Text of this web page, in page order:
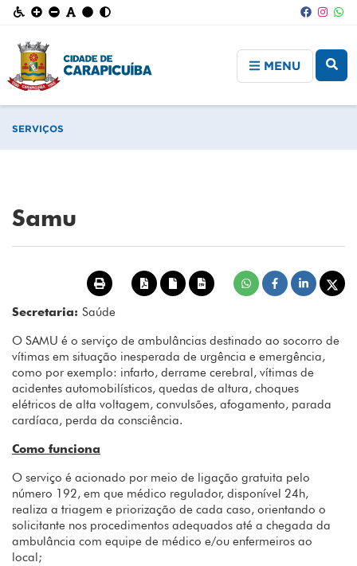
MENU
SERVIÇOS
Samu
Secretaria: Saúde
O SAMU é o serviço de ambulâncias destinado ao socorro de
vítimas em situação inesperada de urgência e emergência,
como por exemplo: infarto, derrame cerebral, vítimas de
acidentes automobilísticos, quedas de altura, choques
elétricos de alta voltagem, convulsões, afogamento, parada
cardíaca, perda da consciência.
Como funciona
O serviço é acionado por meio de ligação gratuita pelo
número 192, em que médico regulador, disponível 24h,
realiza a triagem e priorização de cada caso, orientando o
solicitante nos procedimentos adequados até a chegada da
ambulância com equipe de médico e/ou enfermeiros ao
local;